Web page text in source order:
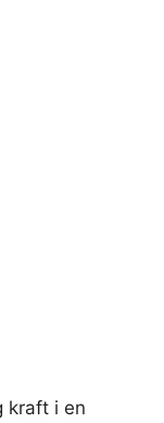
kraft i en